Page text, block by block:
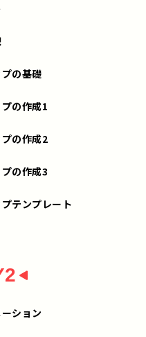
の基礎
の作成1
の作成2
の作成3
テンプレート
ション